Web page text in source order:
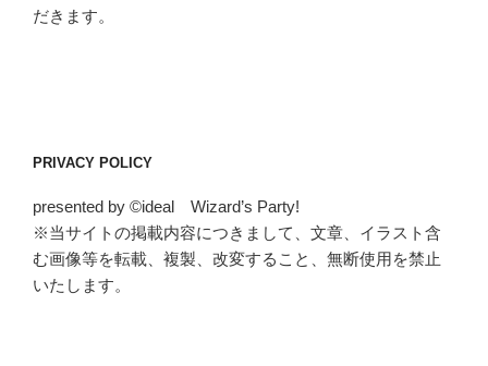
だきます。
PRIVACY POLICY
presented by ©ideal Wizard’s Party!
※当サイトの掲載内容につきまして、文章、イラスト含
む画像等を転載、複製、改変すること、無断使用を禁止
いたします。